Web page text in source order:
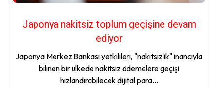
Japonya nakitsiz toplum geçişine devam
ediyor
Japonya Merkez Bankası yetkilileri, "nakitsizlik" inancıyla
bilinen bir ülkede nakitsiz ödemelere geçişi
hızlandırabilecek dijital para...